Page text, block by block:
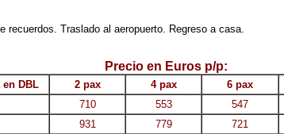
recuerdos. Traslado al aeropuerto. Regreso a casa.
Precio en Euros p/p:
en DBL 2 pax 4 pax 6 pax
710 553 547
931 779 721